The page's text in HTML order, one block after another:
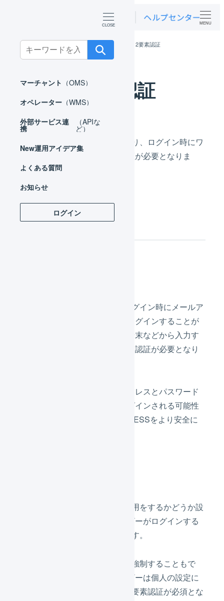
Search
for:
マーチャント （OMS）
オペレーター （WMS）
外部サービス連
携
（APIな
ど）
New運用アイデア集
よくある質問
お知らせ
ログイン
MENU
マーチャント 共通操作 2要素認証
2要素認証
2要素認証を設定することにより、ログイン時にワ
ンタイムパスワードによる認証が必要となりま
す。
機能について
2要素認証を有効にすると、ログイン時にメールア
ドレスとパスワードだけではログインすることが
できず、お手持ちのモバイル端末などから入力す
るワンタイムパスワードによる認証が必要となり
これにより、万が一メールアドレスとパスワード
の情報が漏洩しても、不正ログインされる可能性
をおさえることができ、LOGILESSをより安全に
ユーザーごとに2要素認証の利用をするかどうか設
定することができ、そのユーザーがログインする
際に2要素認証が必須となります。
また組織の設定で2要素認証を強制することもで
き、その組織に所属するユーザーは個人の設定に
関わらず、ログインする際に2要素認証が必須とな